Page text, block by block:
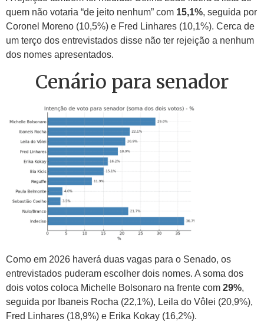
quem não votaria “de jeito nenhum” com 15,1%, seguida por
Coronel Moreno (10,5%) e Fred Linhares (10,1%). Cerca de
um terço dos entrevistados disse não ter rejeição a nenhum
dos nomes apresentados.
Cenário para senador
Como em 2026 haverá duas vagas para o Senado, os
entrevistados puderam escolher dois nomes. A soma dos
dois votos coloca Michelle Bolsonaro na frente com 29%,
seguida por Ibaneis Rocha (22,1%), Leila do Vôlei (20,9%),
Fred Linhares (18,9%) e Erika Kokay (16,2%).